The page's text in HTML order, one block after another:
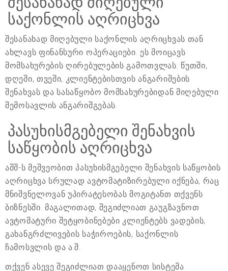
საქონლის აღრიცხვა
შესანახად მიღებული საქონლის აღრიცხვას თან
ახლავს ფინანსური ოპერაციები. ეს მოიცავს
მომსახურების ღირებულების გამოთვლას: წუთში,
დღეში, თვეში, კლიენტებისთვის ანგარიშების
შენახვას და სასაწყობო მომსახურებიდან მიღებული
შემოსავლის ანგარიშგებას.
პასუხისმგებელი შენახვის
საწყობის აღრიცხვა
აშშ-ს მეშვეობით პასუხისმგებელი შენახვის საწყობის
აღრიცხვა სრულად ავტომატიზირებული იქნება, რაც
მნიშვნელოვან უპირატესობას მოგიტანთ თქვენს
ბიზნესში. მაგალითად, შეგიძლიათ გაუგზავნოთ
ავტომატური შეტყობინებები კლიენტებს ვადების,
გახანგრძლივების საჭიროების, საქონლის
ჩამოსვლის და ა.შ.
თქვენ ასევე შეგიძლიათ დააყენოთ სისტემა